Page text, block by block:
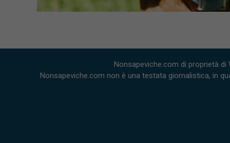
Nonsapeviche.com di proprietà di
Nonsapeviche.com non è una testata giornalistica, in